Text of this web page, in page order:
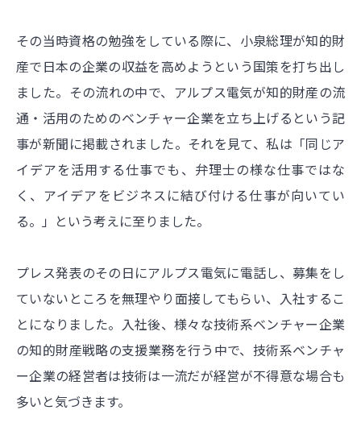
その当時資格の勉強をしている際に、小泉総理が知的財
産で日本の企業の収益を高めようという国策を打ち出し
ました。その流れの中で、アルプス電気が知的財産の流
通・活用のためのベンチャー企業を立ち上げるという記
事が新聞に掲載されました。それを見て、私は「同じア
イデアを活用する仕事でも、弁理士の様な仕事ではな
く、アイデアをビジネスに結び付ける仕事が向いてい
る。」という考えに至りました。
プレス発表のその日にアルプス電気に電話し、募集をし
ていないところを無理やり面接してもらい、入社するこ
とになりました。入社後、様々な技術系ベンチャー企業
の知的財産戦略の支援業務を行う中で、技術系ベンチャ
ー企業の経営者は技術は一流だが経営が不得意な場合も
多いと気づきます。